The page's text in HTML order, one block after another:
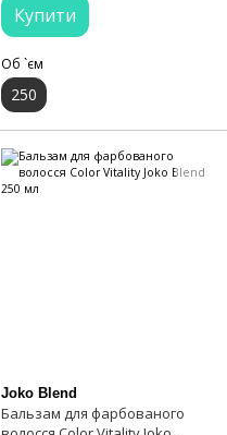
Купити
Об `єм
250
Joko Blend
Бальзам для фарбованого